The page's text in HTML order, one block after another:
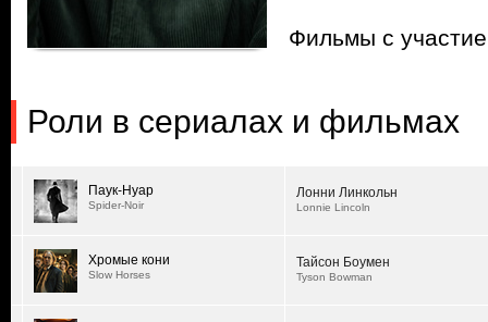
Фильмы с
Роли в сериалах и фильмах
Паук-Нуар
Spider-Noir
Лонни Линкольн
Lonnie Lincoln
Хромые кони
Slow Horses
Тайсон Боумен
Tyson Bowman